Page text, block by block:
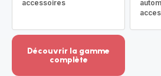
accessoires
Découvrir la gamme
complète